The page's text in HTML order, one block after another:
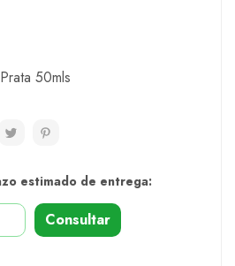
50mls
estimado de entrega:
Consultar